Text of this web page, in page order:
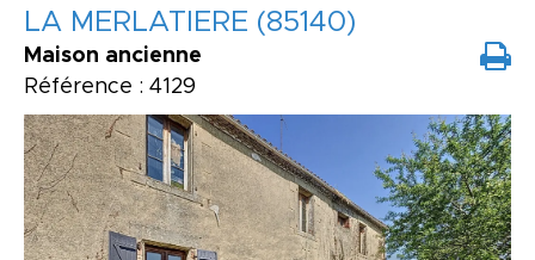
LA MERLATIERE (85140)
Maison ancienne
Référence : 4129